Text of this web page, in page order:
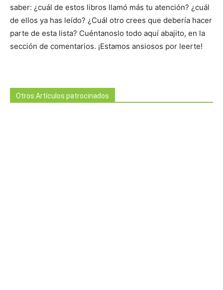
saber: ¿cuál de estos libros llamó más tu atención? ¿cuál
de ellos ya has leído? ¿Cuál otro crees que debería hacer
parte de esta lista? Cuéntanoslo todo aquí abajito, en la
sección de comentarios. ¡Estamos ansiosos por leerte!
Otros Artículos patrocinados